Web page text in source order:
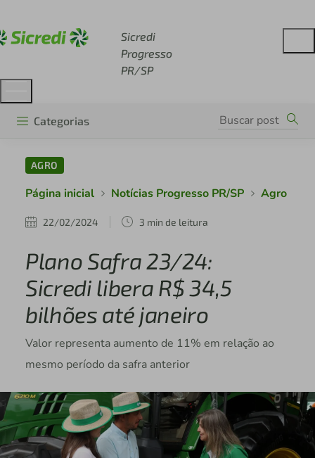
Sicredi
Progresso
PR/SP
Categorias
AGRO
Página inicial Notícias Progresso PR/SP Agro
22/02/2024 3 min de leitura
Plano Safra 23/24:
Sicredi libera R$ 34,5
bilhões até janeiro
Valor representa aumento de 11% em relação ao
mesmo período da safra anterior